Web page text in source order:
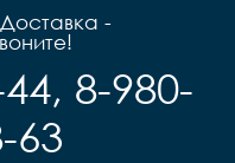
-
8-980-
63